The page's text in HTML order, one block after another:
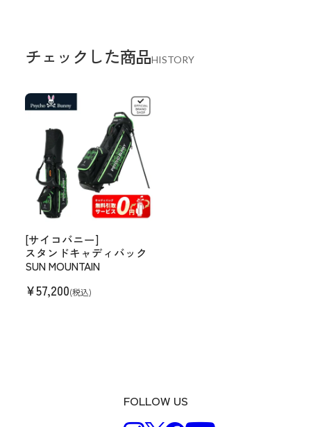
チェックした商品HISTORY
[サイコバニー]
スタンドキャディバック
SUN MOUNTAIN
¥57,200(税込)
FOLLOW US